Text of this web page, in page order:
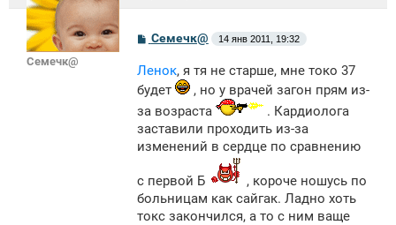
Семечк@
С
о
б
щ
е
н
е
Семечк@ 14 янв 2011, 19:32
Ленок, я тя не старше, мне токо 37
будет
, но у врачей загон прям из-
за возраста
. Кардиолога
заставили проходить из-за
изменений в сердце по сравнению
с первой Б
, короче ношусь по
больницам как сайгак. Ладно хоть
токс закончился, а то с ним ваще